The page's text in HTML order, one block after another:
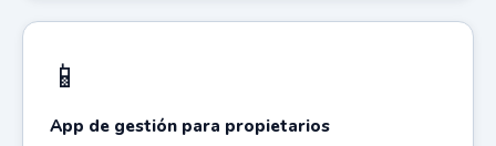
📱
App de gestión para propietarios